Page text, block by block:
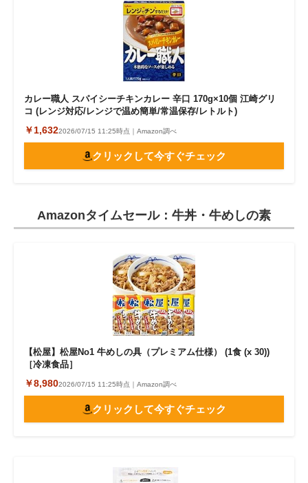
カレー職人 スパイシーチキンカレー 辛口 170g×10個 江崎グリ
コ (レンジ対応/レンジで温め簡単/常温保存/レトルト)
￥1,6322026/07/15 11:25時点｜Amazon調べ
クリックして今すぐチェック
Amazonタイムセール：牛丼・牛めしの素
【松屋】松屋No1 牛めしの具（プレミアム仕様） (1食 (x 30))
［冷凍食品］
￥8,9802026/07/15 11:25時点｜Amazon調べ
クリックして今すぐチェック